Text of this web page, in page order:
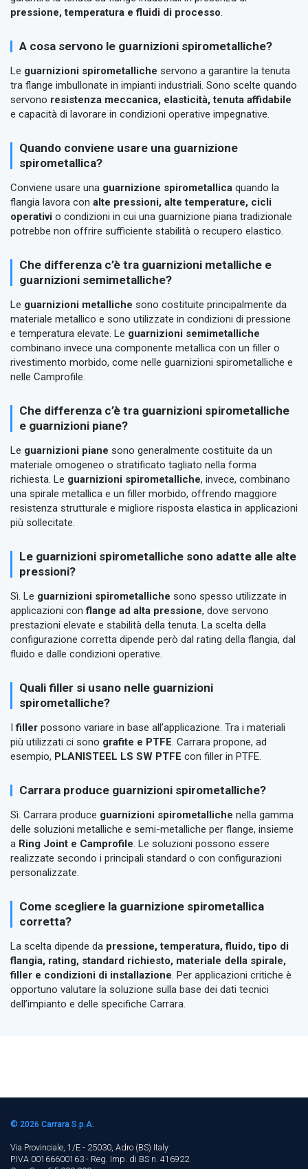
pressione, temperatura e fluidi di processo.
A cosa servono le guarnizioni spirometalliche?
Le guarnizioni spirometalliche servono a garantire la tenuta
tra flange imbullonate in impianti industriali. Sono scelte quando
servono resistenza meccanica, elasticità, tenuta affidabile
e capacità di lavorare in condizioni operative impegnative.
Quando conviene usare una guarnizione
spirometallica?
Conviene usare una guarnizione spirometallica quando la
flangia lavora con alte pressioni, alte temperature, cicli
operativi o condizioni in cui una guarnizione piana tradizionale
potrebbe non offrire sufficiente stabilità o recupero elastico.
Che differenza c’è tra guarnizioni metalliche e
guarnizioni semimetalliche?
Le guarnizioni metalliche sono costituite principalmente da
materiale metallico e sono utilizzate in condizioni di pressione
e temperatura elevate. Le guarnizioni semimetalliche
combinano invece una componente metallica con un filler o
rivestimento morbido, come nelle guarnizioni spirometalliche e
nelle Camprofile.
Che differenza c’è tra guarnizioni spirometalliche
e guarnizioni piane?
Le guarnizioni piane sono generalmente costituite da un
materiale omogeneo o stratificato tagliato nella forma
richiesta. Le guarnizioni spirometalliche, invece, combinano
una spirale metallica e un filler morbido, offrendo maggiore
resistenza strutturale e migliore risposta elastica in applicazioni
più sollecitate.
Le guarnizioni spirometalliche sono adatte alle alte
pressioni?
Sì. Le guarnizioni spirometalliche sono spesso utilizzate in
applicazioni conflange ad alta pressione, dove servono
prestazioni elevate e stabilità della tenuta. La scelta della
configurazione corretta dipende però dal rating della flangia, dal
fluido e dalle condizioni operative.
Quali filler si usano nelle guarnizioni
spirometalliche?
Ifiller possono variare in base all’applicazione. Tra i materiali
più utilizzati ci sono grafite e PTFE. Carrara propone, ad
esempio, PLANISTEEL LS SW PTFE con filler in PTFE.
Carrara produce guarnizioni spirometalliche?
Sì. Carrara produce guarnizioni spirometalliche nella gamma
delle soluzioni metalliche e semi-metalliche per flange, insieme
a Ring Joint e Camprofile. Le soluzioni possono essere
realizzate secondo i principali standard o con configurazioni
personalizzate.
Come scegliere la guarnizione spirometallica
corretta?
La scelta dipende da pressione, temperatura, fluido, tipo di
flangia, rating, standard richiesto, materiale della spirale,
filler e condizioni di installazione. Per applicazioni critiche è
opportuno valutare la soluzione sulla base dei dati tecnici
dell’impianto e delle specifiche Carrara.
© 2026 Carrara S.p.A.
Via Provinciale, 1/E - 25030, Adro (BS) Italy
P.IVA 00166600163 - Reg. Imp. di BS n. 416922